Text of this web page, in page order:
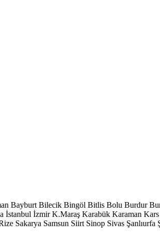
Bayburt Bilecik Bingöl Bitlis Bolu Burdur
İstanbul İzmir K.Maraş Karabük Karaman Kars
Sakarya Samsun Siirt Sinop Sivas Şanlıurfa